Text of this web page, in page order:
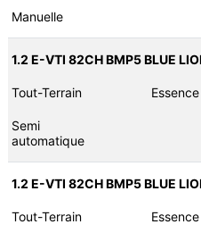
Manuelle
1.2 E-VTI 82CH BMP5 BLUE
Tout-Terrain Essence
Semi
automatique
1.2 E-VTI 82CH BMP5 BLUE
Tout-Terrain Essence